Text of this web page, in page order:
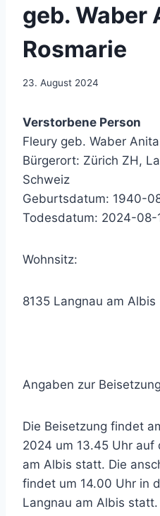
geb. Waber
Rosmarie
23. August 2024
Verstorbene Person
Fleury geb. Waber
Bürgerort: Zürich ZH,
Schweiz
Geburtsdatum: 1940-
Todesdatum: 2024-08-
Wohnsitz:
8135 Langnau am Albis
Angaben zur Beisetzung
Die Beisetzung findet
2024 um 13.45 Uhr auf
am Albis statt. Die
findet um 14.00 Uhr in
Langnau am Albis statt.